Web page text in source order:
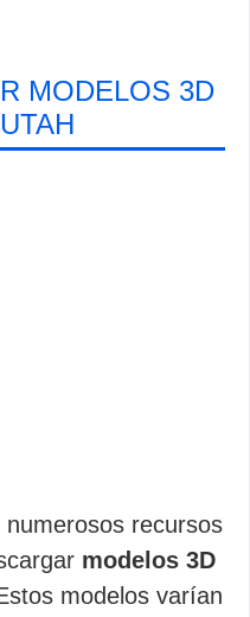
MODELOS 3D
recursos
modelos 3D
modelos varían